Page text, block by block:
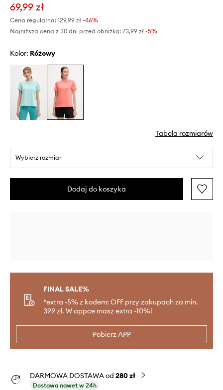
69,99 zł
Cena regularna: 129,99 zł -46%
Najniższa cena z 30 dni przed obniżką: 73,99 zł -5%
Kolor: różowy
Tabela rozmiarów
Wybierz rozmiar
Dodaj do koszyka
FINAL SALE%
*extra -5% z kodem: OFF przy zakupach za min.
399 zł. W appce masz extra -10%!
Pobierz APP
DARMOWA DOSTAWA od 280 zł
Dostawa nawet w 24h